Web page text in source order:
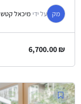
מק על ידי מיכאל קטש
6,700.00₪